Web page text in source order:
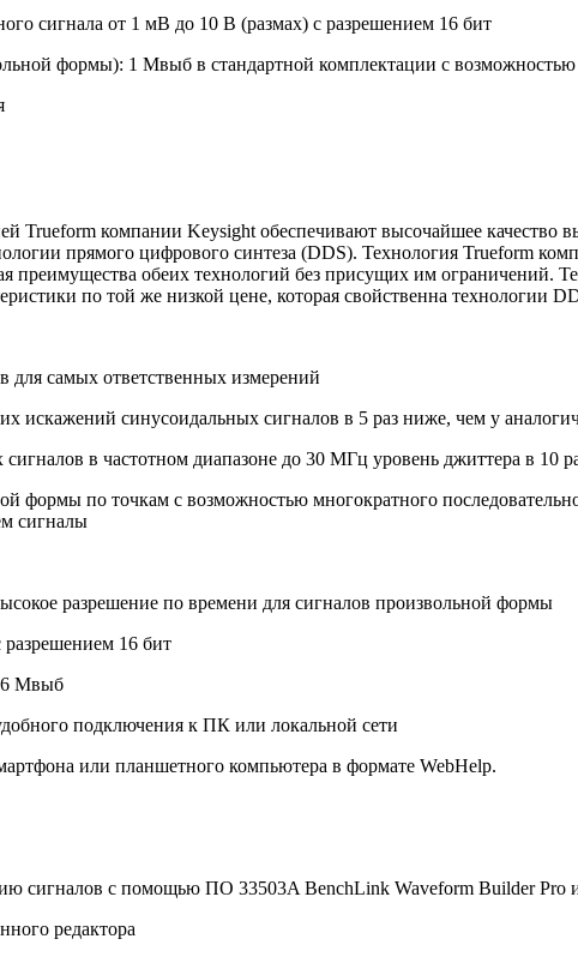
сигнала от 1 мВ до 10 В (размах) с разрешением 16 бит
формы): 1 Мвыб в стандартной комплектации с
Trueform компании Keysight обеспечивают высочайшее качество
прямого цифрового синтеза (DDS). Технология Trueform
преимущества обеих технологий без присущих им ограничений.
по той же низкой цене, которая свойственна технологии
самых ответственных измерений
искажений синусоидальных сигналов в 5 раз ниже, чем у
в частотном диапазоне до 30 МГц уровень джиттера в 10
формы по точкам с возможностью многократного
сигналы
разрешение по времени для сигналов произвольной формы
16 бит
Мвыб
подключения к ПК или локальной сети
или планшетного компьютера в формате WebHelp.
сигналов с помощью ПО 33503A BenchLink Waveform Builder Pro
редактора